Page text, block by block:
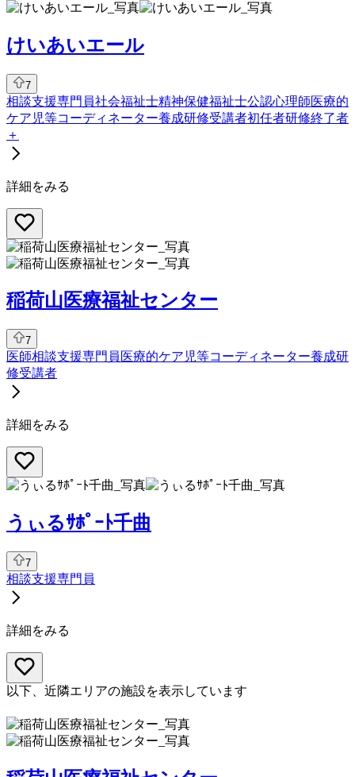
けいあいエール
7
相談支援専門員社会福祉士精神保健福祉士公認心理師医療的
ケア児等コーディネーター養成研修受講者初任者研修終了者
＋
詳細をみる
稲荷山医療福祉センター
7
医師相談支援専門員 医療的ケア児等コーディネーター養成研
修受講者
詳細をみる
うぃるｻﾎﾟｰﾄ千曲
7
相談支援専門員
詳細をみる
以下、近隣エリアの施設を表示しています